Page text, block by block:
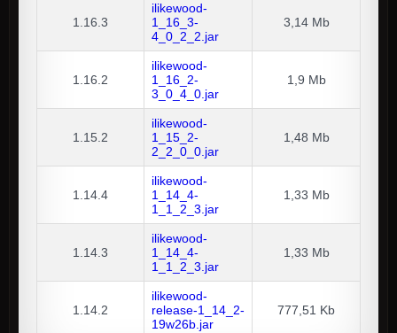
1.16.3
ilikewood-
1_16_3-
4_0_2_2.jar
3,14 Mb
1.16.2
ilikewood-
1_16_2-
3_0_4_0.jar
1,9 Mb
1.15.2
ilikewood-
1_15_2-
2_2_0_0.jar
1,48 Mb
1.14.4
ilikewood-
1_14_4-
1_1_2_3.jar
1,33 Mb
1.14.3
ilikewood-
1_14_4-
1_1_2_3.jar
1,33 Mb
1.14.2
ilikewood-
release-1_14_2-
19w26b.jar
777,51 Kb